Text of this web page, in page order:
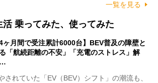
一覧を見る
乗ってみた、使ってみた
4ヶ月間で受注累計6000台】BEV普及の障壁と
「航続距離の不安」「充電のストレス」解
れていた「EV（BEV）シフト」の潮流も、